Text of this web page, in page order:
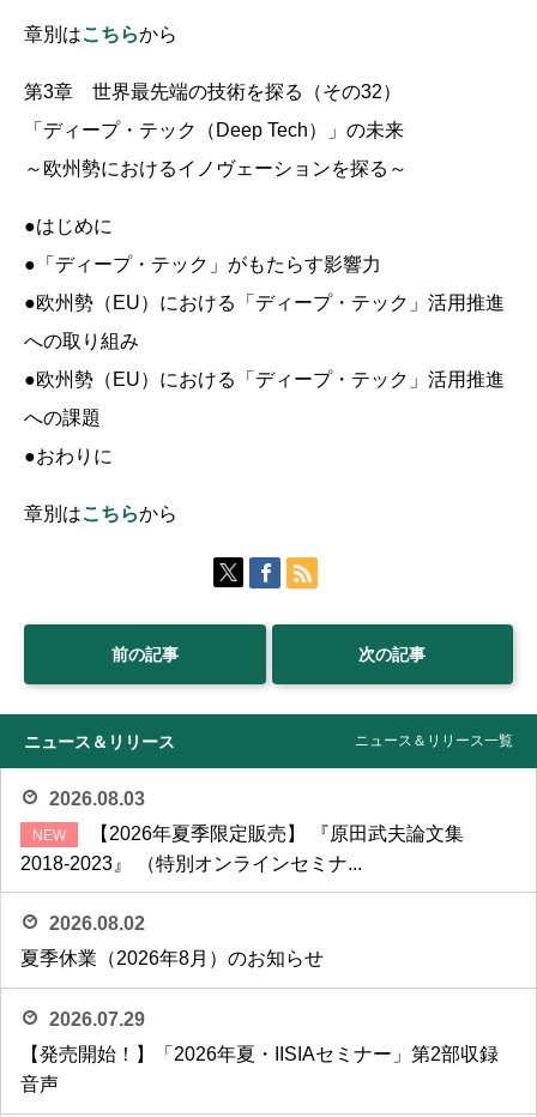
章別はこちらから
第3章 世界最先端の技術を探る（その32）
「ディープ・テック（Deep Tech）」の未来
～欧州勢におけるイノヴェーションを探る～
●はじめに
●「ディープ・テック」がもたらす影響力
●欧州勢（EU）における「ディープ・テック」活用推進
への取り組み
●欧州勢（EU）における「ディープ・テック」活用推進
への課題
●おわりに
章別はこちらから
前の記事 次の記事
ニュース＆リリース ニュース＆リリース一覧
2026.08.03
【2026年夏季限定販売】 『原田武夫論文集
2018-2023』 （特別オンラインセミナ...
2026.08.02
夏季休業（2026年8月）のお知らせ
2026.07.29
【発売開始！】「2026年夏・IISIAセミナー」第2部収録
音声